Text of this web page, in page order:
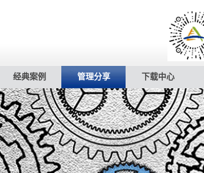
经典案例 管理分享 下载中心